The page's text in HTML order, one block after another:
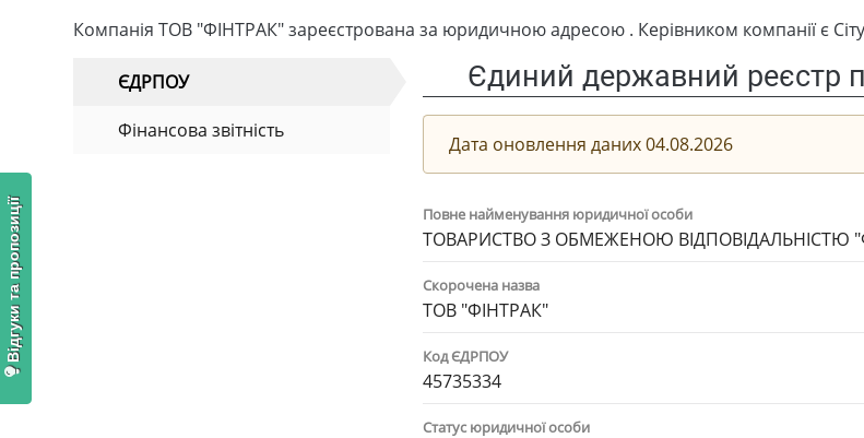
Компанія ТОВ "ФІНТРАК" зареєстрована за юридичною адресою . Керівником компанії є
ЄДРПОУ
Фінансова звітність
Єдиний державний реєстр
Дата оновлення даних 04.08.2026
Повне найменування юридичної особи
ТОВАРИСТВО З ОБМЕЖЕНОЮ ВІДПОВІДАЛЬНІСТЮ
Скорочена назва
ТОВ "ФІНТРАК"
Код ЄДРПОУ
45735334
Статус юридичної особи
Відгуки та пропозиції